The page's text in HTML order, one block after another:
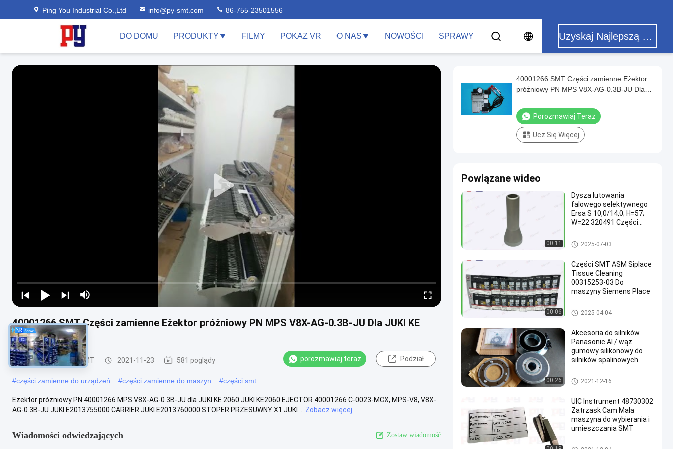
Ping You Industrial Co.,Ltd info@py-smt.com 86-755-23501556
DO DOMU PRODUKTY FILMY POKAZ VR O NAS NOWOŚCI SPRAWY Uzyskaj Najlepszą Cenę
40001266 SMT Części zamienne Eżektor próżniowy PN MPS V8X-AG-0.3B-JU Dla JUKI KE
2060
Części zamienne SMT 2021-11-23 581 poglądy porozmawiaj teraz Podział
#części zamienne do urządzeń #części zamienne do maszyn #części smt
Eżektor próżniowy PN 40001266 MPS V8X-AG-0.3B-JU dla JUKI KE 2060 JUKI KE2060 EJECTOR 40001266 C-0023-MCX, MPS-V8, V8X-
AG-0.3B-JU JUKI E2013755000 CARRIER JUKI E2013760000 STOPER PRZESUWNY X1 JUKI ...
Zobacz więcej
Wiadomości odwiedzających Zostaw wiadomość
40001266 SMT Części zamienne Eżektor
próżniowy PN MPS V8X-AG-0.3B-JU Dla
Porozmawiaj Teraz
Ucz Się Więcej
Powiązane wideo
00:11
Dysza lutowania
falowego selektywnego
Ersa S 10,0/14,0; H=57;
W=22 320491 Części
Części zamienne SMT
2025-07-03
00:06
Części SMT ASM Siplace
Tissue Cleaning
00315253-03 Do
maszyny Siemens Place
Części zamienne SMT
2025-04-04
00:26
Akcesoria do silników
Panasonic AI / wąż
gumowy silikonowy do
silników spalinowych
Części zamienne SMT
2021-12-16
UIC Instrument 48730302
Zatrzask Cam Mała
maszyna do wybierania i
umieszczania SMT
Części zamienne SMT